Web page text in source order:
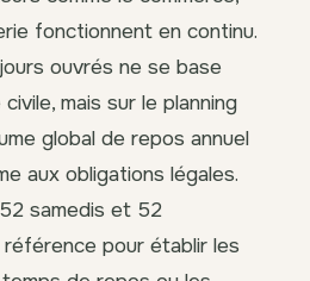
fonctionnent en continu.
ouvrés ne se base
mais sur le planning
global de repos annuel
aux obligations légales.
samedis et 52
pour établir les